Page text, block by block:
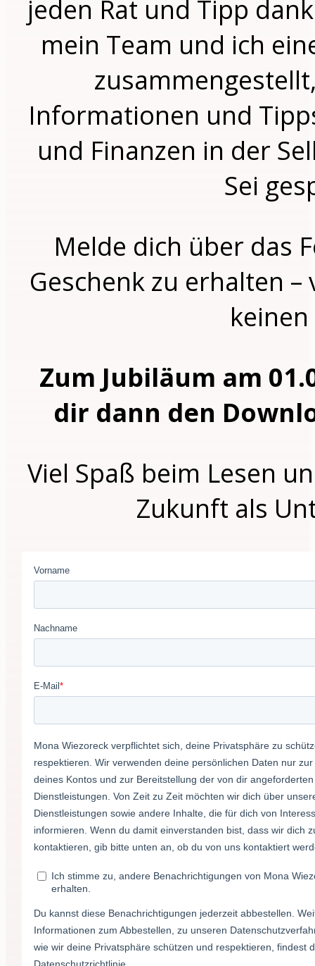
jeden Rat und Tipp
mein Team und ich
Informationen und
und Finanzen in der
Sei
Melde dich über das
Geschenk zu erhalten
Zum Jubiläum am
dir dann den
Viel Spaß beim Lesen
Zukunft als